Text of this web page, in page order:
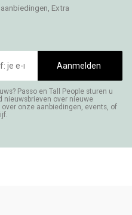
Extra
Aanmelden
Passo en Tall People sturen u
nieuwsbrieven over nieuwe
onze aanbiedingen, events, of